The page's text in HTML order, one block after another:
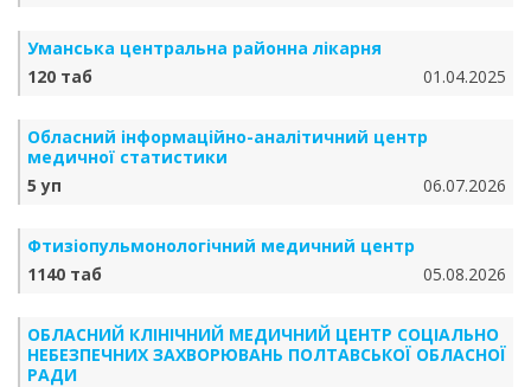
Уманська центральна районна лікарня
120 таб
01.04.2025
Обласний інформаційно-аналітичний центр
медичної статистики
5 уп
06.07.2026
Фтизіопульмонологічний медичний центр
1140 таб
05.08.2026
ОБЛАСНИЙ КЛІНІЧНИЙ МЕДИЧНИЙ ЦЕНТР СОЦІАЛЬНО
НЕБЕЗПЕЧНИХ ЗАХВОРЮВАНЬ ПОЛТАВСЬКОЇ ОБЛАСНОЇ
РАДИ